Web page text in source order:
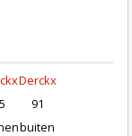
Derckx
91
buiten